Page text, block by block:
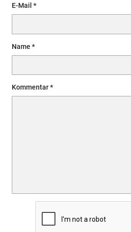
E-Mail
Name
Kommentar